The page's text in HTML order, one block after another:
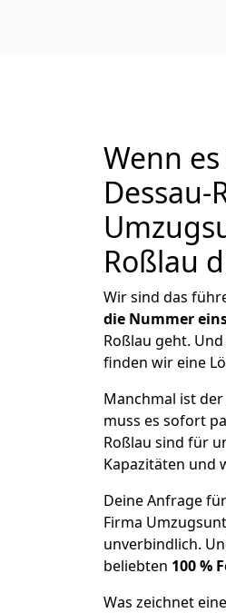
Wenn
Roßlau
Wir sind das
die Nummer
Roßlau geht.
finden wir eine
Manchmal ist
muss es sofort
Roßlau sind für
Kapazitäten und
Deine Anfrage
Firma
unverbindlich.
beliebten 100 %
Was zeichnet